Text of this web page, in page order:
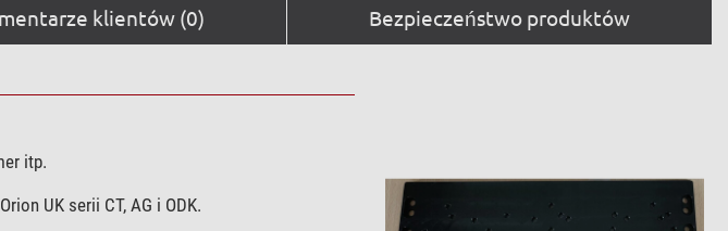
klientów (0) Bezpieczeństwo produktów
itp.
UK serii CT, AG i ODK.